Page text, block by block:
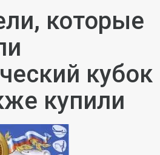
которые
кубок
купили